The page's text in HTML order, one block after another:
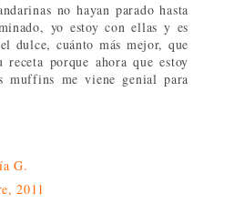
no hayan parado hasta
yo estoy con ellas y es
dulce, cuánto más mejor, que
porque ahora que estoy
muffins me viene genial para
G.
2011